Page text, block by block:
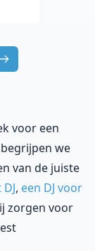
voor een
we
van de juiste
, een DJ voor
zorgen voor